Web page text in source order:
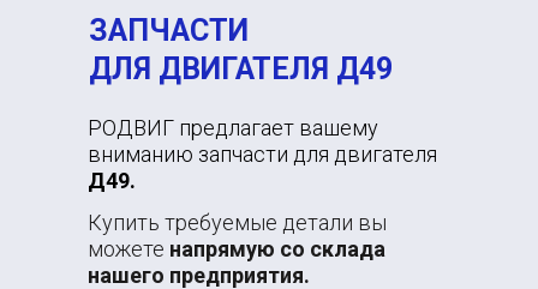
ЗАПЧАСТИ
ДЛЯ ДВИГАТЕЛЯ Д49
РОДВИГ предлагает вашему
вниманию запчасти для двигателя
Д49.
Купить требуемые детали вы
можете напрямую со склада
нашего предприятия.